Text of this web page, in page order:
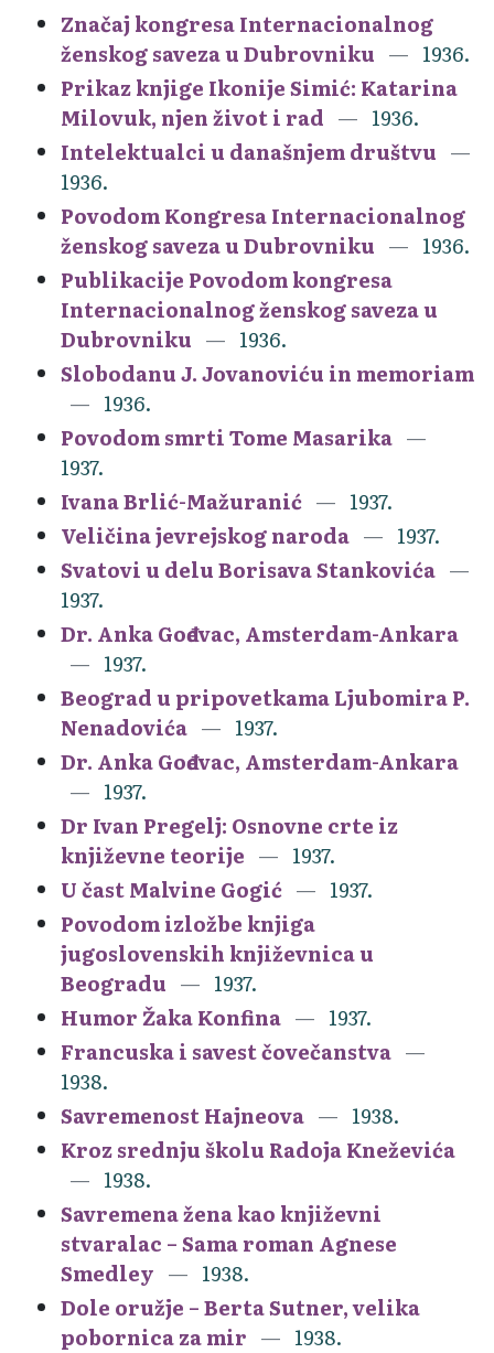
Značaj kongresa Internacionalnog
ženskog saveza u Dubrovniku
1936.
Prikaz knjige Ikonije Simić: Katarina
Milovuk, njen život i rad
1936.
Intelektualci u današnjem društvu
1936.
Povodom Kongresa Internacionalnog
ženskog saveza u Dubrovniku
1936.
Publikacije Povodom kongresa
Internacionalnog ženskog saveza u
Dubrovniku
1936.
Slobodanu J. Jovanoviću in memoriam
1936.
Povodom smrti Tome Masarika
1937.
Ivana Brlić-Mažuranić
1937.
Veličina jevrejskog naroda
1937.
Svatovi u delu Borisava Stankovića
1937.
Dr. Anka Gođevac, Amsterdam-Ankara
1937.
Beograd u pripovetkama Ljubomira P.
Nenadovića
1937.
Dr. Anka Gođevac, Amsterdam-Ankara
1937.
Dr Ivan Pregelj: Osnovne crte iz
književne teorije
1937.
U čast Malvine Gogić
1937.
Povodom izložbe knjiga
jugoslovenskih književnica u
Beogradu
1937.
Humor Žaka Konfina
1937.
Francuska i savest čovečanstva
1938.
Savremenost Hajneova
1938.
Kroz srednju školu Radoja Kneževića
1938.
Savremena žena kao književni
stvaralac – Sama roman Agnese
Smedley
1938.
Dole oružje – Berta Sutner, velika
pobornica za mir
1938.